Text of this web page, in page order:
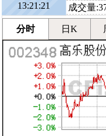
13:21:21
成交量
分时 日K